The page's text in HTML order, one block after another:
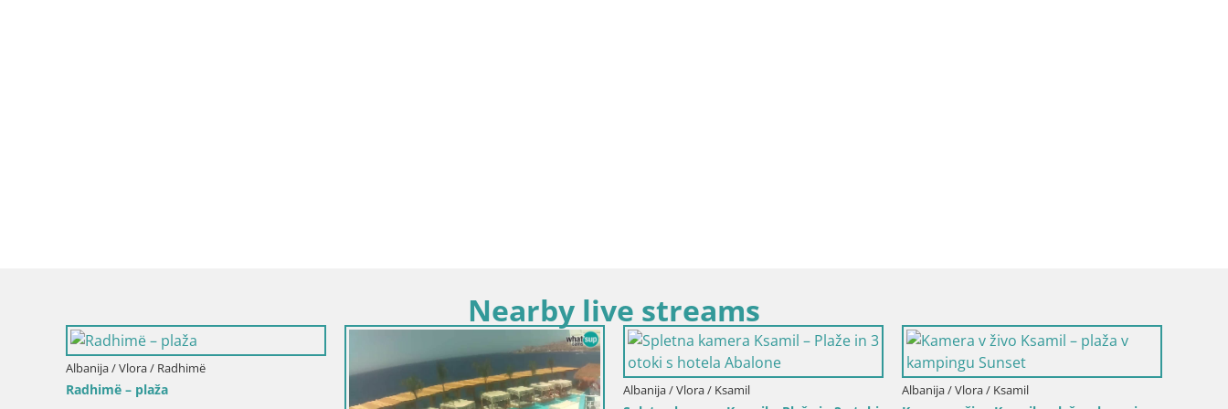
Nearby live streams
/ Vlora / Ksamil
Albanija / Vlora / Radhimë
Radhimë – plaža